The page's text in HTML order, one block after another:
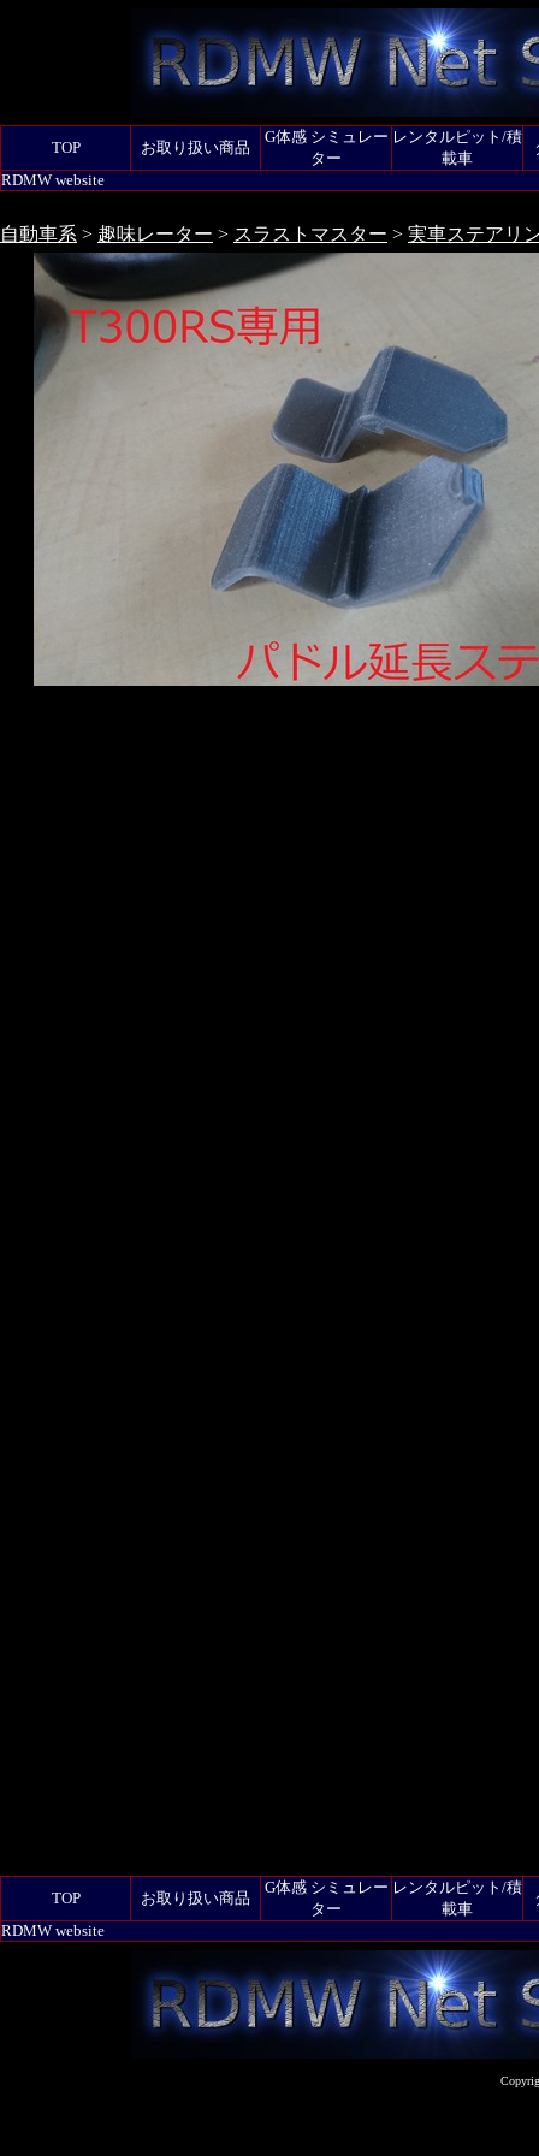
TOP お取り扱い商品
G体感 シミュレー
ター
レンタルピット/積
載車
RDMW website
自動車系 > 趣味レーター > スラストマスター > 実車ステアリ
TOP お取り扱い商品
G体感 シミュレー
ター
レンタルピット/積
載車
RDMW website